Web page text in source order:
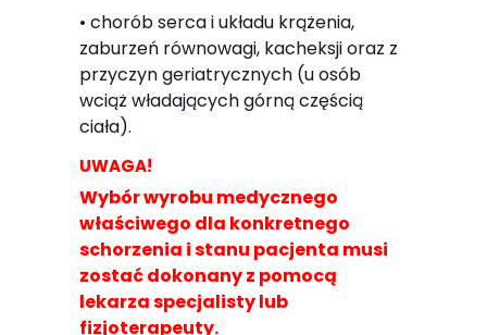
• chorób serca i układu krążenia,
zaburzeń równowagi, kacheksji oraz z
przyczyn geriatrycznych (u osób
wciąż władających górną częścią
ciała).
UWAGA!
Wybór wyrobu medycznego
właściwego dla konkretnego
schorzenia i stanu pacjenta musi
zostać dokonany z pomocą
lekarza specjalisty lub
fizjoterapeuty.